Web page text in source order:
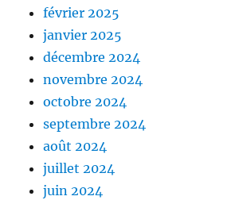
février 2025
janvier 2025
décembre 2024
novembre 2024
octobre 2024
septembre 2024
août 2024
juillet 2024
juin 2024